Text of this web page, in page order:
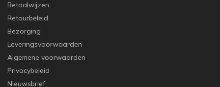
Betaalwijzen
Retourbeleid
Bezorging
Leveringsvoorwaarden
Algemene voorwaarden
Privacybeleid
Nieuwsbrief